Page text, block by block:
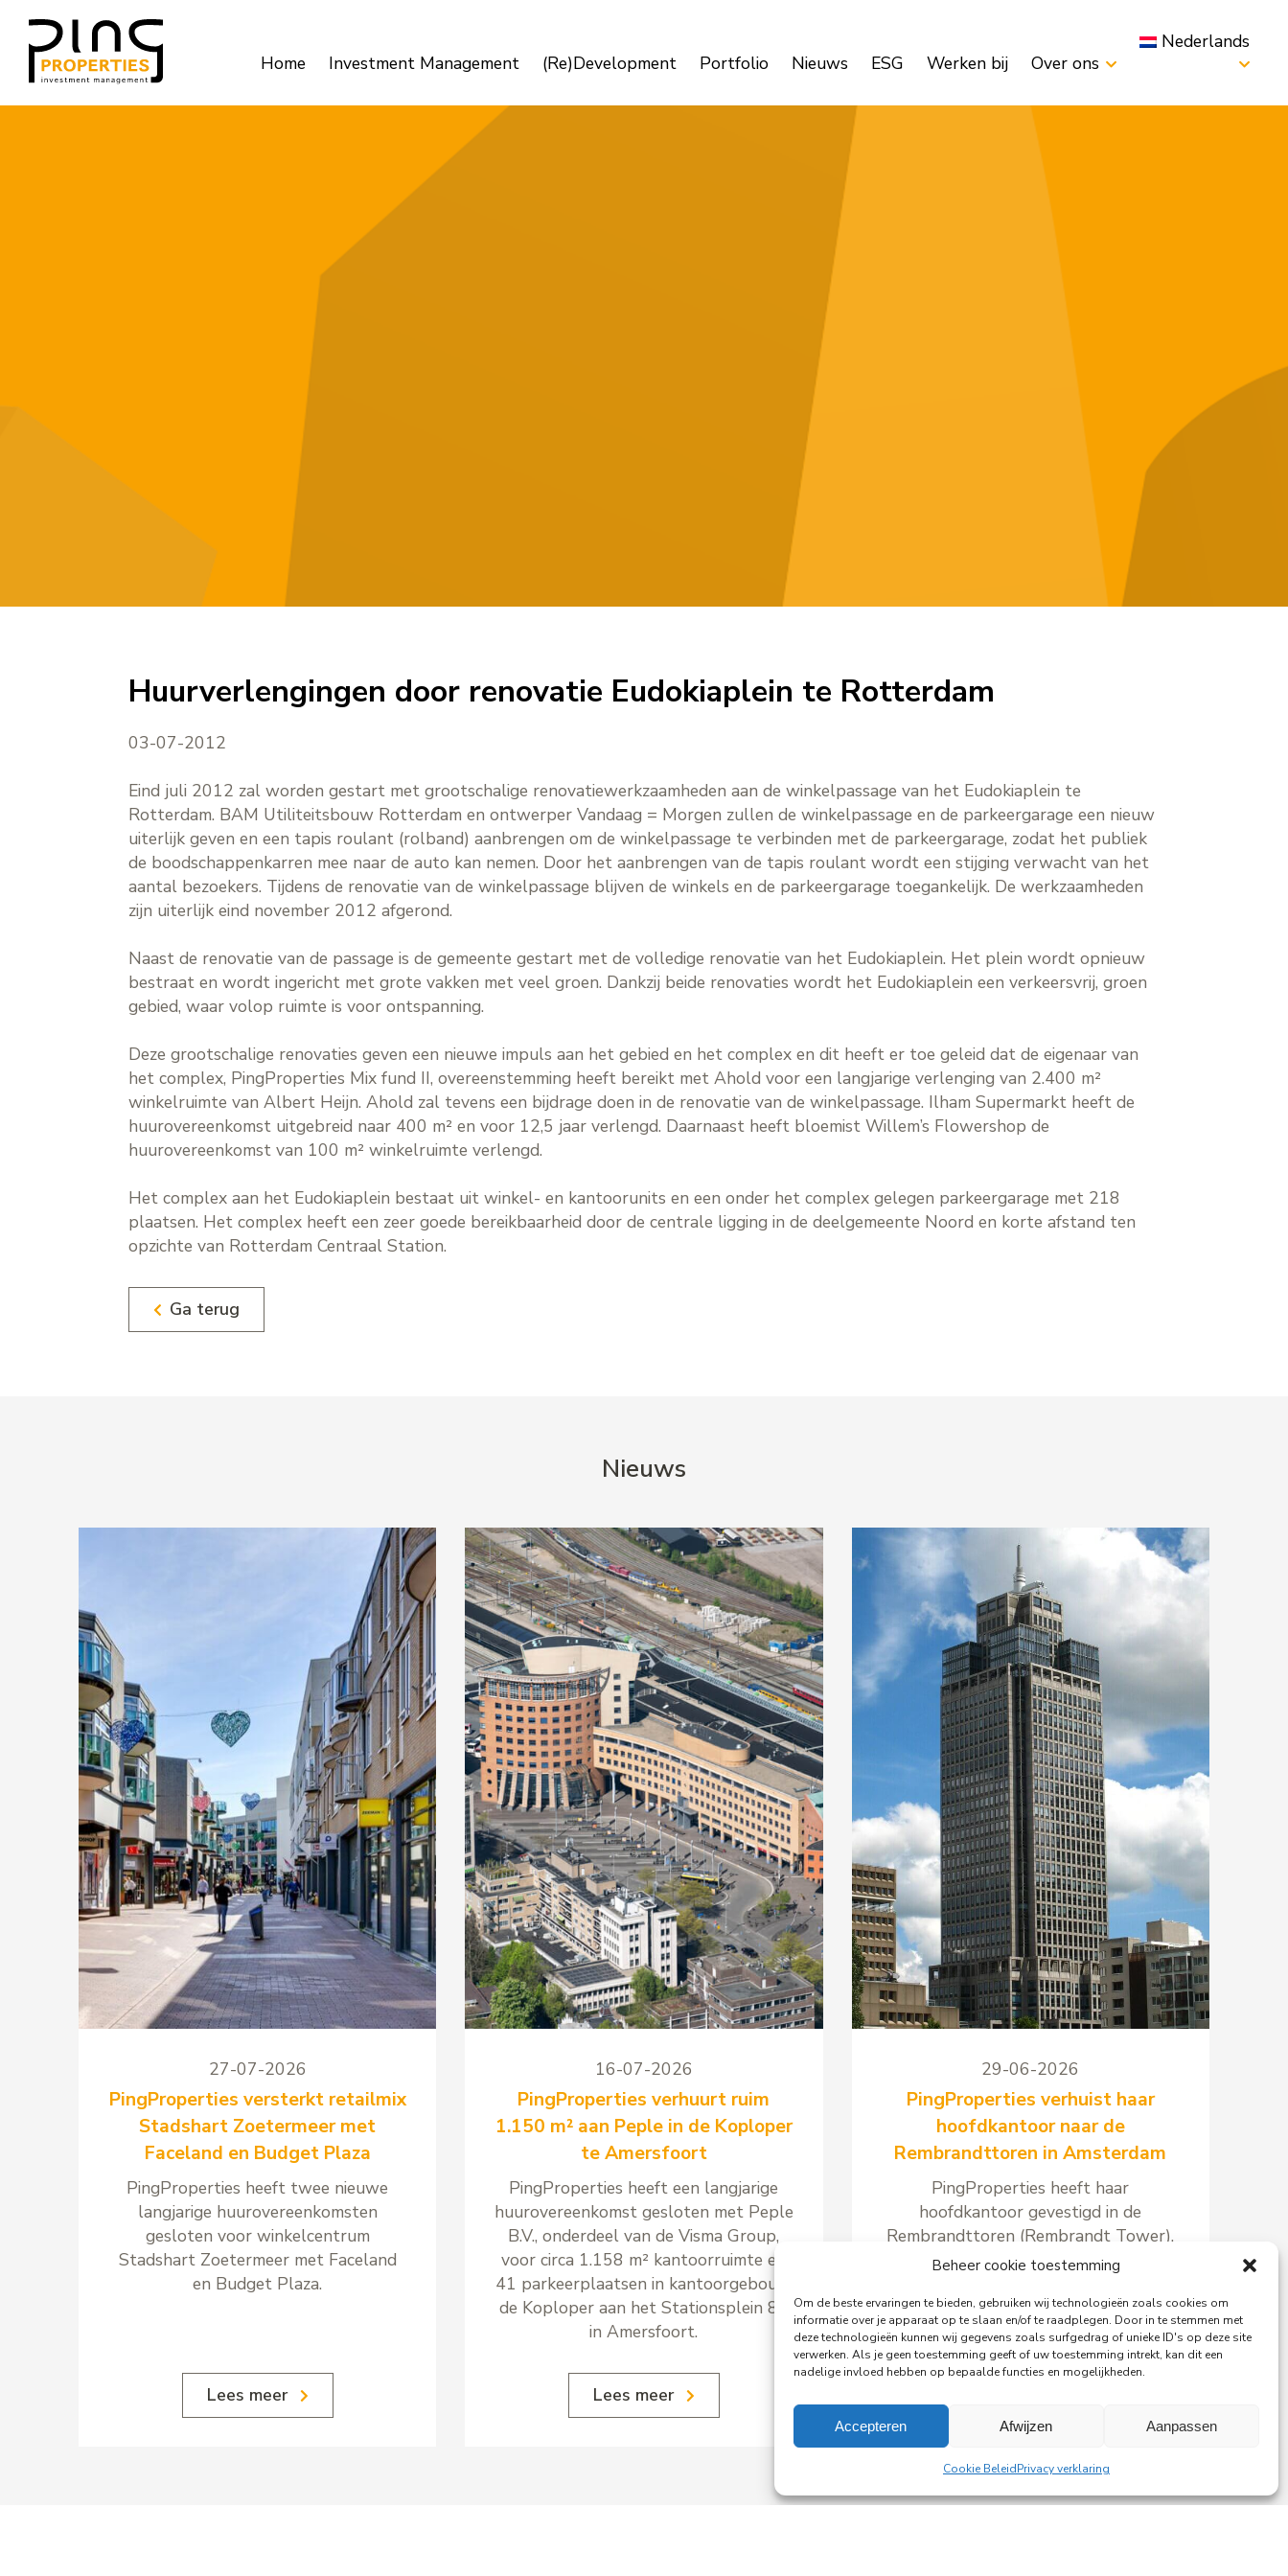
Beheer cookie toestemming
Om de beste ervaringen te bieden, gebruiken wij technologieën zoals cookies om
informatie over je apparaat op te slaan en/of te raadplegen. Door in te stemmen met
deze technologieën kunnen wij gegevens zoals surfgedrag of unieke ID's op deze site
verwerken. Als je geen toestemming geeft of uw toestemming intrekt, kan dit een
nadelige invloed hebben op bepaalde functies en mogelijkheden.
Accepteren Afwijzen Aanpassen
Cookie BeleidPrivacy verklaring
Home Investment Management (Re)Development Portfolio Nieuws ESG Werken bij Over ons
Nederlands
Huurverlengingen door renovatie Eudokiaplein te Rotterdam
03-07-2012
Eind juli 2012 zal worden gestart met grootschalige renovatiewerkzaamheden aan de winkelpassage van het Eudokiaplein te
Rotterdam. BAM Utiliteitsbouw Rotterdam en ontwerper Vandaag = Morgen zullen de winkelpassage en de parkeergarage een nieuw
uiterlijk geven en een tapis roulant (rolband) aanbrengen om de winkelpassage te verbinden met de parkeergarage, zodat het publiek
de boodschappenkarren mee naar de auto kan nemen. Door het aanbrengen van de tapis roulant wordt een stijging verwacht van het
aantal bezoekers. Tijdens de renovatie van de winkelpassage blijven de winkels en de parkeergarage toegankelijk. De werkzaamheden
zijn uiterlijk eind november 2012 afgerond.
Naast de renovatie van de passage is de gemeente gestart met de volledige renovatie van het Eudokiaplein. Het plein wordt opnieuw
bestraat en wordt ingericht met grote vakken met veel groen. Dankzij beide renovaties wordt het Eudokiaplein een verkeersvrij, groen
gebied, waar volop ruimte is voor ontspanning.
Deze grootschalige renovaties geven een nieuwe impuls aan het gebied en het complex en dit heeft er toe geleid dat de eigenaar van
het complex, PingProperties Mix fund II, overeenstemming heeft bereikt met Ahold voor een langjarige verlenging van 2.400 m²
winkelruimte van Albert Heijn. Ahold zal tevens een bijdrage doen in de renovatie van de winkelpassage. Ilham Supermarkt heeft de
huurovereenkomst uitgebreid naar 400 m² en voor 12,5 jaar verlengd. Daarnaast heeft bloemist Willem’s Flowershop de
huurovereenkomst van 100 m² winkelruimte verlengd.
Het complex aan het Eudokiaplein bestaat uit winkel- en kantoorunits en een onder het complex gelegen parkeergarage met 218
plaatsen. Het complex heeft een zeer goede bereikbaarheid door de centrale ligging in de deelgemeente Noord en korte afstand ten
opzichte van Rotterdam Centraal Station.
Ga terug
Nieuws
27-07-2026
PingProperties versterkt retailmix
Stadshart Zoetermeer met
Faceland en Budget Plaza
PingProperties heeft twee nieuwe
langjarige huurovereenkomsten
gesloten voor winkelcentrum
Stadshart Zoetermeer met Faceland
en Budget Plaza.
Lees meer
16-07-2026
PingProperties verhuurt ruim
1.150 m² aan Peple in de Koploper
te Amersfoort
PingProperties heeft een langjarige
huurovereenkomst gesloten met Peple
B.V., onderdeel van de Visma Group,
voor circa 1.158 m² kantoorruimte en
41 parkeerplaatsen in kantoorgebouw
de Koploper aan het Stationsplein 89
in Amersfoort.
Lees meer
29-06-2026
PingProperties verhuist haar
hoofdkantoor naar de
Rembrandttoren in Amsterdam
PingProperties heeft haar
hoofdkantoor gevestigd in de
Rembrandttoren (Rembrandt Tower),
het iconische gebouw aan het